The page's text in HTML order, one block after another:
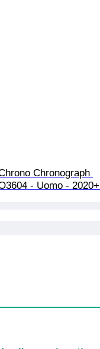
Chronograph
- Uomo - 2020+